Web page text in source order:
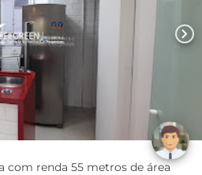
chevron_right
com renda 55 metros de área